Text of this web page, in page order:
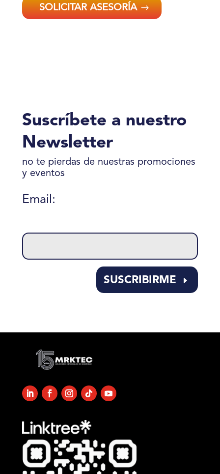
SOLICITAR ASESORÍA
Suscríbete a nuestro
Newsletter
no te pierdas de nuestras promociones
y eventos
Email:
leave
field
SUSCRIBIRME